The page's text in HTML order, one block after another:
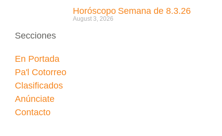
Horóscopo Semana de 8.3.26
August 3, 2026
Secciones
En Portada
Pa'l Cotorreo
Clasificados
Anúnciate
Contacto